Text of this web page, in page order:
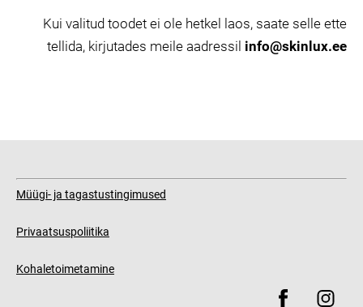
Kui valitud toodet ei ole hetkel laos, saate selle ette
tellida, kirjutades meile aadressil info@skinlux.ee
Müügi- ja tagastustingimused
Privaatsuspoliitika
Kohaletoimetamine